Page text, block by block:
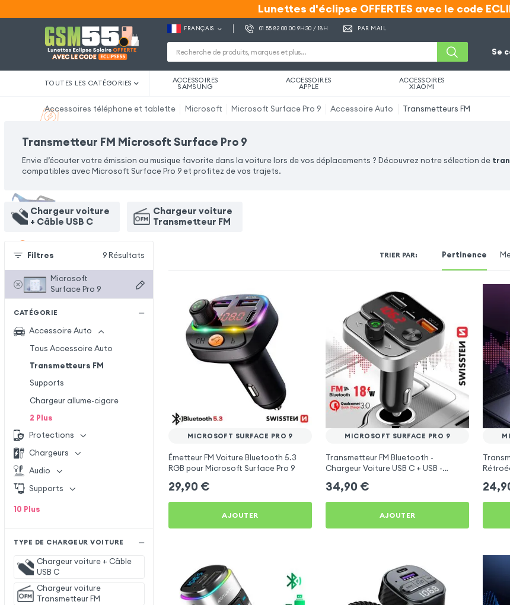
Lunettes d'éclipse OFFERTES avec le code
Lunettes d'éclipse OFFERTES avec le code
FRANÇAIS 01 55 82 00 00 9H30 / 18H PAR MAIL
Se
TOUTES LES CATÉGORIES ACCESSOIRES
SAMSUNG
ACCESSOIRES
APPLE
ACCESSOIRES
XIAOMI
Accessoires téléphone et tablette Microsoft Microsoft Surface Pro 9 Accessoire Auto Transmetteurs FM
Transmetteur FM Microsoft Surface Pro 9
Envie d’écouter votre émission ou musique favorite dans la voiture lors de vos déplacements ? Découvrez notre sélection de
compatibles avec Microsoft Surface Pro 9 et profitez de vos trajets.
Chargeur voiture
+ Câble USB C
Chargeur voiture
Transmetteur FM
Filtres 9 Résultats
Microsoft
Surface Pro 9
CATÉGORIE
Accessoire Auto
Tous Accessoire Auto
Transmetteurs FM
Supports
Chargeur allume-cigare
2 Plus
Protections
Chargeurs
Audio
Supports
10 Plus
TYPE DE CHARGEUR VOITURE
Chargeur voiture + Câble
USB C
Chargeur voiture
Transmetteur FM
TRIER PAR: Pertinence
MICROSOFT SURFACE PRO 9
Émetteur FM Voiture Bluetooth 5.3
RGB pour Microsoft Surface Pro 9
29,90 €
AJOUTER
MICROSOFT SURFACE PRO 9
Transmetteur FM Bluetooth -
Chargeur Voiture USB C + USB -
34,90 €
AJOUTER